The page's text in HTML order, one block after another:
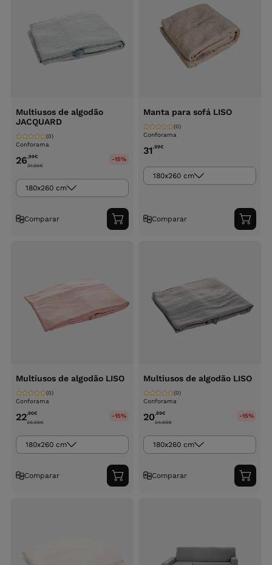
Multiusos de algodão
JACQUARD
Conforama
(0)
26,99€
31.99€
-15%
180x260 cm
Comparar
Adicionar
ao
Manta para sofá LISO
Conforama
(0)
31,99€
180x260 cm
Comparar
ao
Multiusos de algodão LISO
Conforama
(0)
22,90€
26.99€
-15%
180x260 cm
Comparar
Adicionar
ao
Multiusos de algodão LISO
Conforama
(0)
20,99€
24.99€
-15%
180x260 cm
Comparar
ao